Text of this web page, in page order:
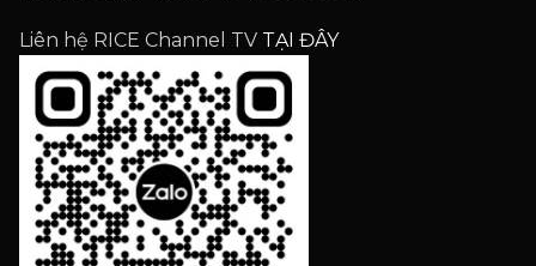
Liên hệ RICE Channel TV TẠI ĐÂY